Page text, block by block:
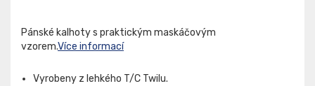
Pánské kalhoty s praktickým maskáčovým
vzorem.Více informací
Vyrobeny z lehkého T/C Twilu.